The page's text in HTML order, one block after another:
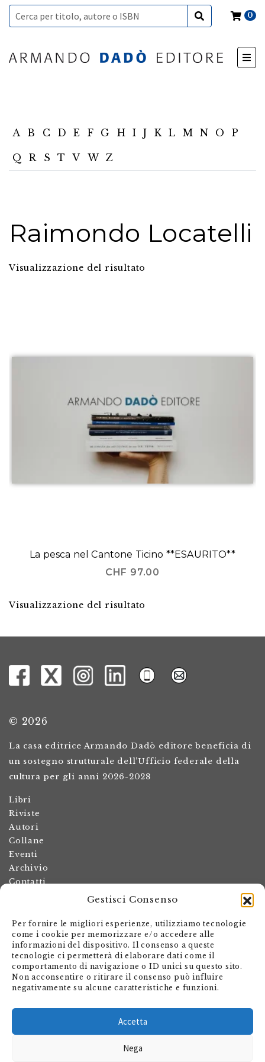
Gestisci Consenso
Per fornire le migliori esperienze, utilizziamo tecnologie
come i cookie per memorizzare e/o accedere alle
informazioni del dispositivo. Il consenso a queste
tecnologie ci permetterà di elaborare dati come il
comportamento di navigazione o ID unici su questo sito.
Non acconsentire o ritirare il consenso può influire
negativamente su alcune caratteristiche e funzioni.
Accetta
Nega
0
A B C D E F G H I J K L M N O P
Q R S T V W Z
Raimondo Locatelli
Visualizzazione del risultato
La pesca nel Cantone Ticino **ESAURITO**
CHF 97.00
Visualizzazione del risultato
© 2026
La casa editrice Armando Dadò editore beneficia di
un sostegno strutturale dell’Ufficio federale della
cultura per gli anni 2026-2028
Libri
Riviste
Autori
Collane
Eventi
Archivio
Contatti
Termini e condizioni
Spese di spedizione
Politica dei resi
Informativa sulla privacy
Il mio account
Carrello
Via Giovanni Antonio Orelli 29
Casella postale 563